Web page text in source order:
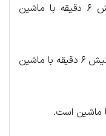
فاصله هتل تا مرکز خرید مرجان کیش ۶ دقیقه با ماشین
فاصله هتل تا پلاژ ساحلی بانوان شهر کیش ۶ دقیقه با ماشین